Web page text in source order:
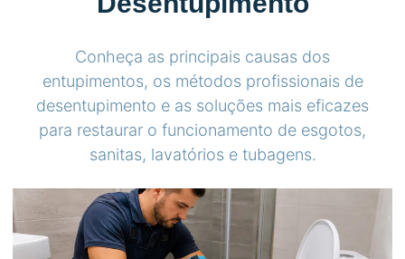
Conheça as principais causas dos
entupimentos, os métodos profissionais de
desentupimento e as soluções mais eficazes
para restaurar o funcionamento de esgotos,
sanitas, lavatórios e tubagens.